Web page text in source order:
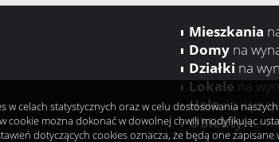
Mieszkania
Domy na
Działki na
Lokalena
Halena
Obiektyna
w celach statystycznych oraz w celu dostosowania
cookie można dokonać w dowolnej chwili modyfikując
dotyczących cookies oznacza, że będą one zapisane